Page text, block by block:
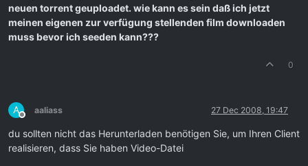
neuen torrent geuploadet. wie kann es sein daß ich jetzt
meinen eigenen zur verfügung stellenden film downloaden
muss bevor ich seeden kann???
0
A
Offline
aaliass 27 Dec 2008, 19:47
du sollten nicht das Herunterladen benötigen Sie, um Ihren Client
realisieren, dass Sie haben Video-Datei